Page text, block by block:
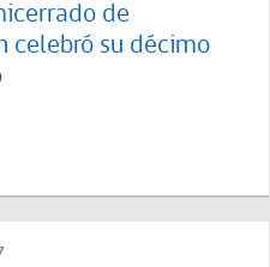
de
celebró su décimo